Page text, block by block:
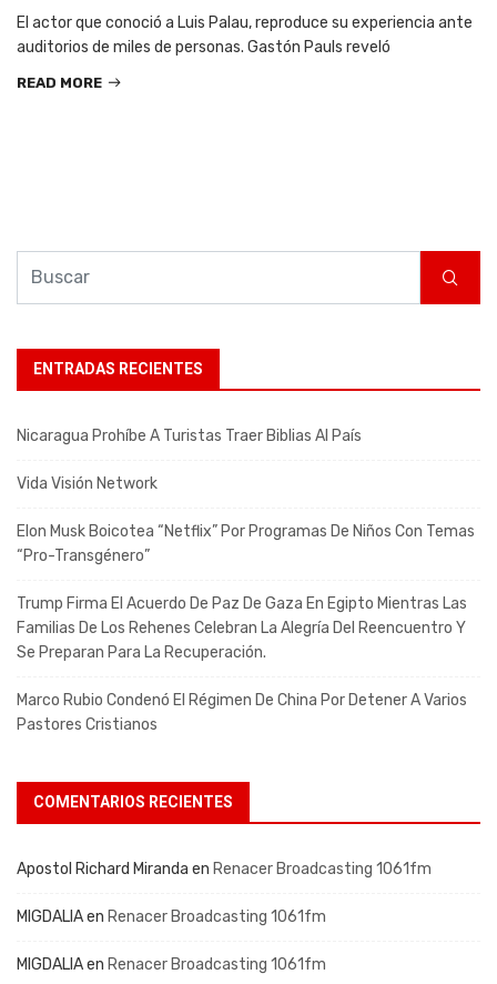
El actor que conoció a Luis Palau, reproduce su experiencia ante
auditorios de miles de personas. Gastón Pauls reveló
READ MORE
ENTRADAS RECIENTES
Nicaragua Prohíbe A Turistas Traer Biblias Al País
Vida Visión Network
Elon Musk Boicotea “Netflix” Por Programas De Niños Con Temas
“pro-Transgénero”
Trump Firma El Acuerdo De Paz De Gaza En Egipto Mientras Las
Familias De Los Rehenes Celebran La Alegría Del Reencuentro Y
Se Preparan Para La Recuperación.
Marco Rubio Condenó El Régimen De China Por Detener A Varios
Pastores Cristianos
COMENTARIOS RECIENTES
Apostol Richard Miranda en Renacer Broadcasting 1061fm
MIGDALIAen Renacer Broadcasting 1061fm
MIGDALIAen Renacer Broadcasting 1061fm